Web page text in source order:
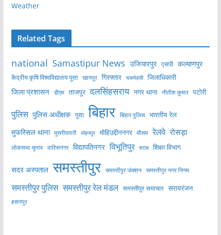
Weather
Related Tags
national Samastipur News उजियारपुर एसपी कल्याणपुर
केंद्रीय कृषि विश्वविद्यालय पूसा खानपुर गिरफ्तार चकमेहसी जिलाधिकारी
जिला प्रशासन डीएम ताजपुर दलसिंहसराय नगर थाना नीतीश कुमार पटोरी
पुलिस पुलिस अधीक्षक पूसा बिहार बिहार पुलिस भारतीय रेल
मुफस्सिल थाना मुसरीघरारी मोहनपुर मोहिउद्दीननगर मौसम रेलवे रोसड़ा
लोकसभा चुनाव वारिसनगर विद्यापतिनगर विभूतिपुर शराब शिक्षा विभाग
सदर अस्पताल समस्तीपुर समस्तीपुर जंक्शन समस्तीपुर नगर निगम
समस्तीपुर पुलिस समस्तीपुर रेल मंडल समस्तीपुर समाचार सरायरंजन
हसनपुर